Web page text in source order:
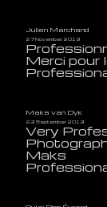
Julien Marchand
27 November 2019
Merci pour
Maks van Dyk
29 September 2019
Very
Maks